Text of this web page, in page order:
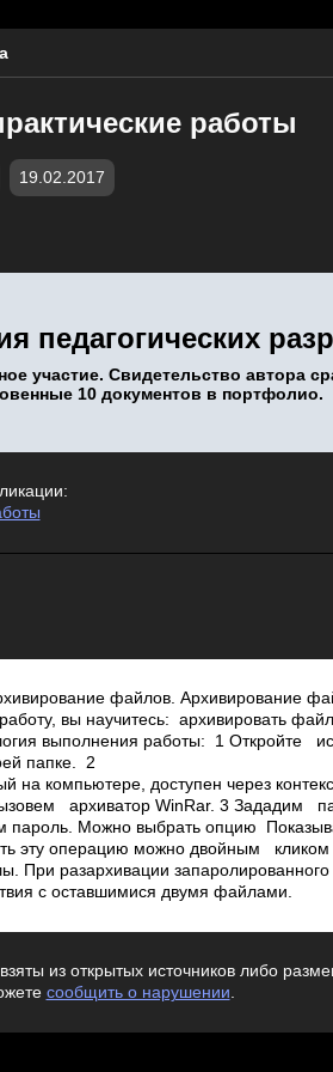
работы
19.02.2017
педагогических
участие. Свидетельство автора
10 документов в портфолио.
файлов. Архивирование
вы научитесь: архивировать
выполнения работы: 1 Откройте
папке. 2
на компьютере, доступен через
архиватор WinRar. 3 Зададим
пароль. Можно выбрать опцию
эту операцию можно двойным
При разархивации
с оставшимися двумя файлами.
из открытых источников либо
сообщить о нарушении.